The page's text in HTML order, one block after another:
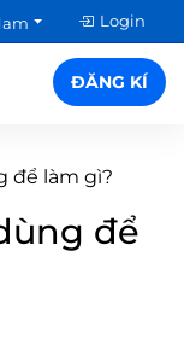
Login
ĐĂNG KÍ
để làm gì?
để